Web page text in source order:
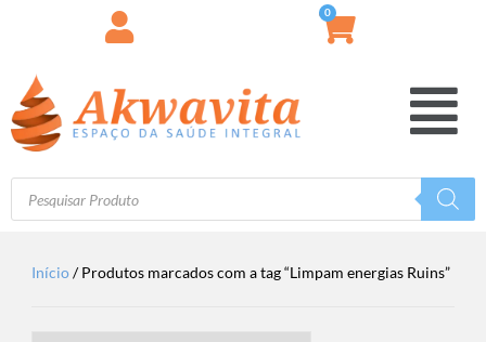
0
Início/ Produtos marcados com a tag “Limpam energias Ruins”